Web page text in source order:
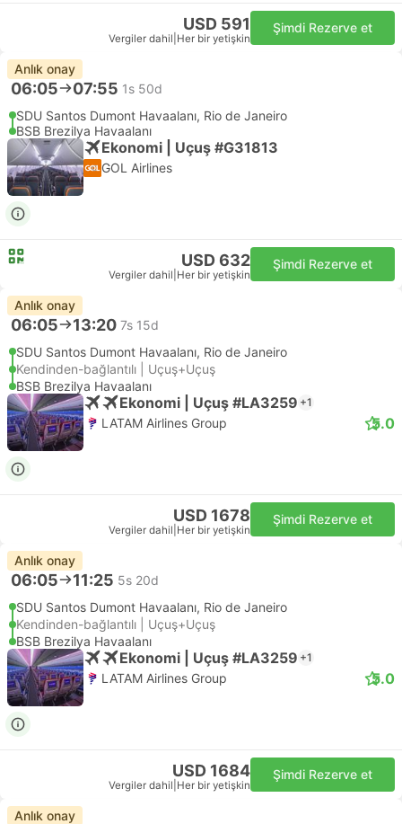
USD 591
Vergiler dahil Her bir yetişkin
Şimdi Rezerve et
Anlık onay
06:05 07:55 1s 50d
SDU Santos Dumont Havaalanı, Rio de Janeiro
BSB Brezilya Havaalanı
Ekonomi | Uçuş #G31813
GOL Airlines
USD 632
Vergiler dahil Her bir yetişkin
Şimdi Rezerve et
Anlık onay
06:05 13:20 7s 15d
SDU Santos Dumont Havaalanı, Rio de Janeiro
Kendinden-bağlantılı | Uçuş+Uçuş
BSB Brezilya Havaalanı
Ekonomi | Uçuş #LA3259 +1
LATAM Airlines Group 5.0
USD 1678
Vergiler dahil Her bir yetişkin
Şimdi Rezerve et
Anlık onay
06:05 11:25 5s 20d
SDU Santos Dumont Havaalanı, Rio de Janeiro
Kendinden-bağlantılı | Uçuş+Uçuş
BSB Brezilya Havaalanı
Ekonomi | Uçuş #LA3259 +1
LATAM Airlines Group 5.0
USD 1684
Vergiler dahil Her bir yetişkin
Şimdi Rezerve et
Anlık onay